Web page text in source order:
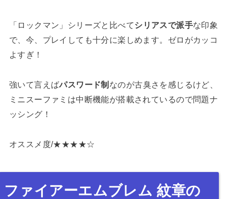
「ロックマン」シリーズと比べてシリアスで派手な印象
で、今、プレイしても十分に楽しめます。ゼロがカッコ
よすぎ！
強いて言えばパスワード制 なのが古臭さを感じるけど、
ミニスーファミは中断機能が搭載されているので問題ナ
ッシング！
オススメ度/★★★★☆
ファイアーエムブレム 紋章の